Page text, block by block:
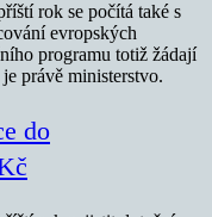
rok se počítá také s
evropských
programu totiž žádají
právě ministerstvo.
do